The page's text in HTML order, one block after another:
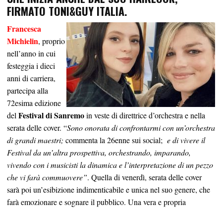
FIRMATO TONI&GUY ITALIA.
Francesca
Michielin, proprio
nell’anno in cui
festeggia i dieci
anni di carriera,
partecipa alla
72esima edizione
delFestival di Sanremoin veste di direttrice d’orchestra e nella
serata delle cover. “Sono onorata di confrontarmi con un’orchestra
di grandi maestri; commenta la 26enne sui social; e di vivere il
Festival da un’altra prospettiva, orchestrando, imparando,
vivendo con i musicisti la dinamica e l’interpretazione di un pezzo
che vi farà commuovere”. Quella di venerdì, serata delle cover
sarà poi un’esibizione indimenticabile e unica nel suo genere, che
farà emozionare e sognare il pubblico. Una vera e propria